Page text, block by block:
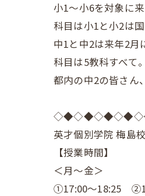
小1～小6を対象に来
科目は小1と小2は
中1と中2は来年2月
科目は5教科すべて。
都内の中2の皆さん
英才個別学院 梅島校
【授業時間】
＜月～金＞
①17:00～18:25